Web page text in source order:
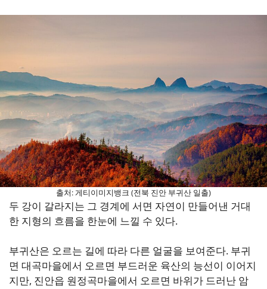
출처: 게티이미지뱅크 (전북 진안 부귀산 일출)
두 강이 갈라지는 그 경계에 서면 자연이 만들어낸 거대
한 지형의 흐름을 한눈에 느낄 수 있다.
부귀산은 오르는 길에 따라 다른 얼굴을 보여준다. 부귀
면 대곡마을에서 오르면 부드러운 육산의 능선이 이어지
지만, 진안읍 원정곡마을에서 오르면 바위가 드러난 암